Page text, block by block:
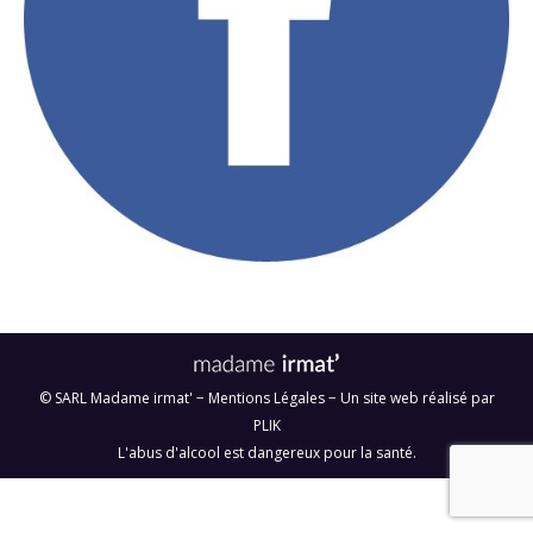
© SARL Madame irmat' − Mentions Légales− Un site web réalisé par
PLIK
L'abus d'alcool est dangereux pour la santé.